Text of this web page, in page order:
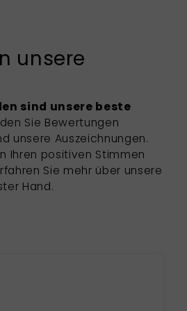
unsere
sind unsere beste
Sie Bewertungen
unsere Auszeichnungen.
Ihren positiven Stimmen
Sie mehr über unsere
Hand.